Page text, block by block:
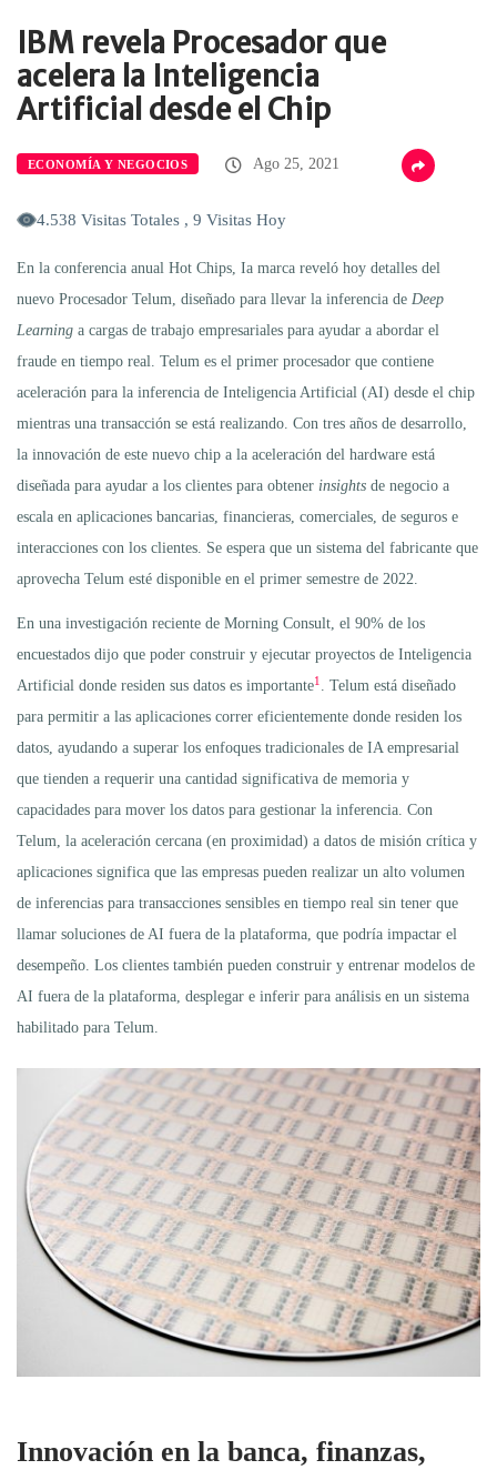
IBM revela Procesador que
acelera la Inteligencia
Artificial desde el Chip
ECONOMÍA Y NEGOCIOS Ago 25, 2021
4.538 Visitas Totales , 9 Visitas Hoy
En la conferencia anual Hot Chips, Ia marca reveló hoy detalles del
nuevo Procesador Telum, diseñado para llevar la inferencia de Deep
Learning a cargas de trabajo empresariales para ayudar a abordar el
fraude en tiempo real. Telum es el primer procesador que contiene
aceleración para la inferencia de Inteligencia Artificial (AI) desde el chip
mientras una transacción se está realizando. Con tres años de desarrollo,
la innovación de este nuevo chip a la aceleración del hardware está
diseñada para ayudar a los clientes para obtener insights de negocio a
escala en aplicaciones bancarias, financieras, comerciales, de seguros e
interacciones con los clientes. Se espera que un sistema del fabricante que
aprovecha Telum esté disponible en el primer semestre de 2022.
En una investigación reciente de Morning Consult, el 90% de los
encuestados dijo que poder construir y ejecutar proyectos de Inteligencia
Artificial donde residen sus datos es importante1
. Telum está diseñado
para permitir a las aplicaciones correr eficientemente donde residen los
datos, ayudando a superar los enfoques tradicionales de IA empresarial
que tienden a requerir una cantidad significativa de memoria y
capacidades para mover los datos para gestionar la inferencia. Con
Telum, la aceleración cercana (en proximidad) a datos de misión crítica y
aplicaciones significa que las empresas pueden realizar un alto volumen
de inferencias para transacciones sensibles en tiempo real sin tener que
llamar soluciones de AI fuera de la plataforma, que podría impactar el
desempeño. Los clientes también pueden construir y entrenar modelos de
AI fuera de la plataforma, desplegar e inferir para análisis en un sistema
habilitado para Telum.
Innovación en la banca, finanzas,